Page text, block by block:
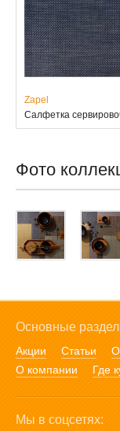
Zapel
Салфетка
Фото
Основные
Акции Статьи
О компании
Где
Мы в соцсетях: